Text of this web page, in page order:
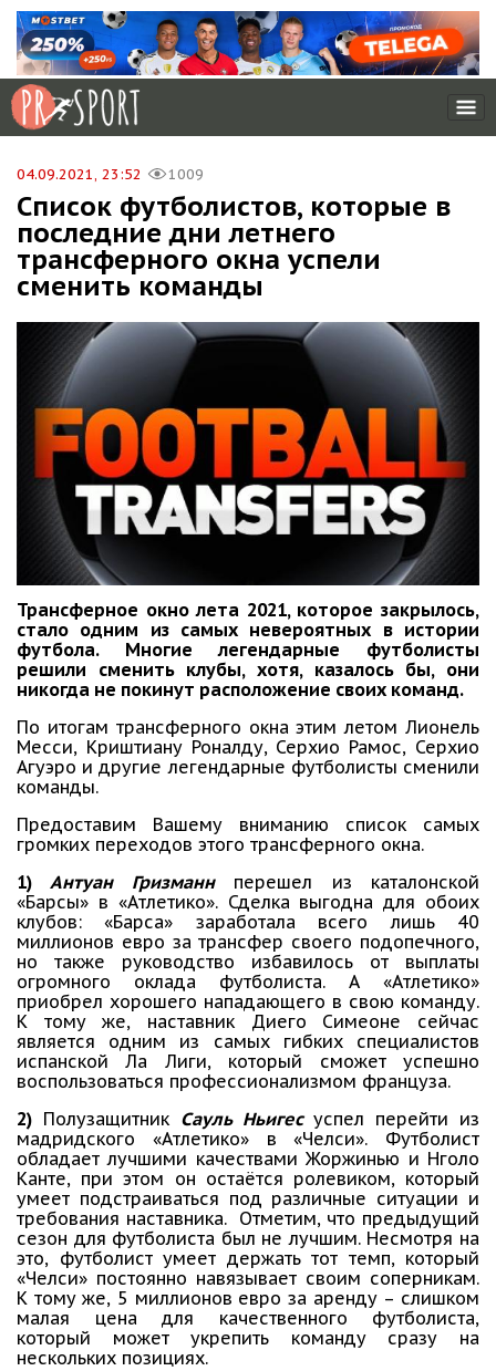
04.09.2021, 23:52 1009
Список футболистов, которые в
последние дни летнего
трансферного окна успели
сменить команды
Трансферное окно лета 2021, которое закрылось,
стало одним из самых невероятных в истории
футбола. Многие легендарные футболисты
решили сменить клубы, хотя, казалось бы, они
никогда не покинут расположение своих команд.
По итогам трансферного окна этим летом Лионель
Месси, Криштиану Роналду, Серхио Рамос, Серхио
Агуэро и другие легендарные футболисты сменили
команды.
Предоставим Вашему вниманию список самых
громких переходов этого трансферного окна.
1)Антуан Гризманнперешел из каталонской
«Барсы» в «Атлетико». Сделка выгодна для обоих
клубов: «Барса» заработала всего лишь 40
миллионов евро за трансфер своего подопечного,
но также руководство избавилось от выплаты
огромного оклада футболиста. А «Атлетико»
приобрел хорошего нападающего в свою команду.
К тому же, наставник Диего Симеоне сейчас
является одним из самых гибких специалистов
испанской Ла Лиги, который сможет успешно
воспользоваться профессионализмом француза.
2) Полузащитник Сауль Ньигес успел перейти из
мадридского «Атлетико» в «Челси». Футболист
обладает лучшими качествами Жоржинью и Нголо
Канте, при этом он остаётся ролевиком, который
умеет подстраиваться под различные ситуации и
требования наставника. Отметим, что предыдущий
сезон для футболиста был не лучшим. Несмотря на
это, футболист умеет держать тот темп, который
«Челси» постоянно навязывает своим соперникам.
К тому же, 5 миллионов евро за аренду – слишком
малая цена для качественного футболиста,
который может укрепить команду сразу на
нескольких позициях.